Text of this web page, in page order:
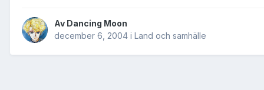
Av Dancing Moon
december 6, 2004 i Land och samhälle